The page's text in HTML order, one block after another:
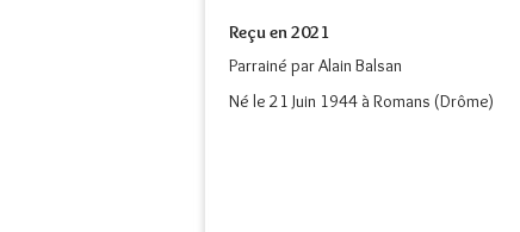
Reçu en 2021
Parrainé parAlain Balsan
Né le 21 Juin 1944 à Romans (Drôme)